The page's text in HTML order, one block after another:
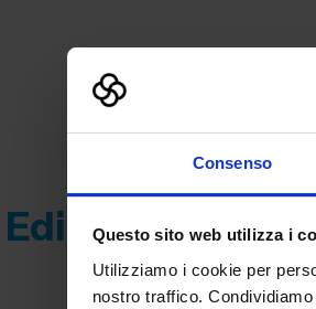
Consenso
Questo sito web utilizza i
Utilizziamo i cookie per
nostro traffico.
Edizione 2023